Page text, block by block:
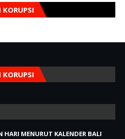
KORUPSI
KORUPSI
HARI MENURUT KALENDER BALI